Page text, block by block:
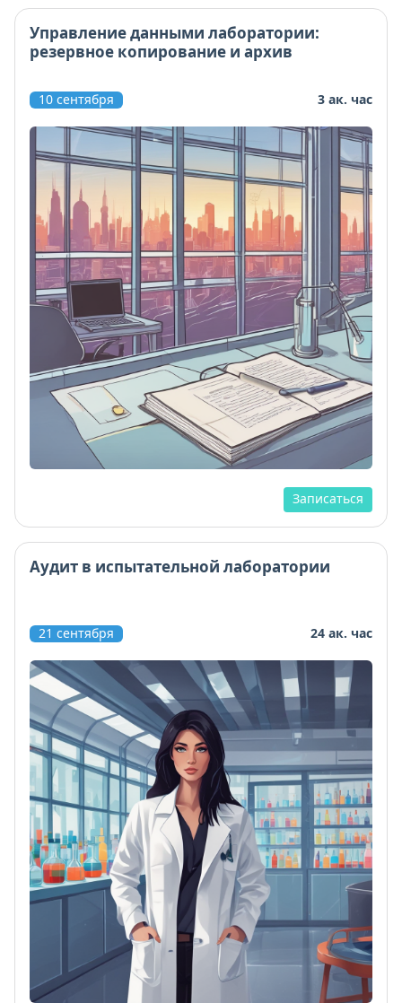
Управление данными лаборатории:
резервное копирование и архив
10 сентября 3 ак. час
Записаться
Аудит в испытательной лаборатории
21 сентября 24 ак. час